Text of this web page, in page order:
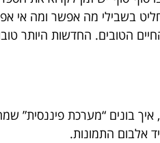
בשבילי מה אפשר ומה אי
החיים הטובים. החדשות
בונים “מערכת פיננסית”
אלבום התמונות.